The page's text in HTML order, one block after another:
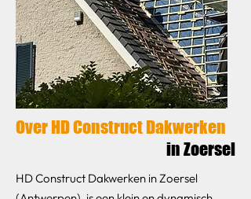
Over HD Construct Dakwerken
in Zoersel
HD Construct Dakwerken in Zoersel